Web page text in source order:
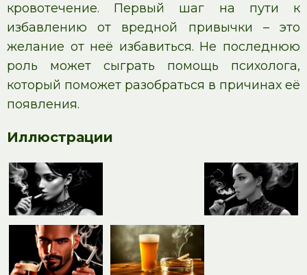
кровотечение. Первый шаг на пути к
избавлению от вредной привычки – это
желание от неё избавиться. Не последнюю
роль может сыграть помощь психолога,
который поможет разобраться в причинах её
появления.
Иллюстрации